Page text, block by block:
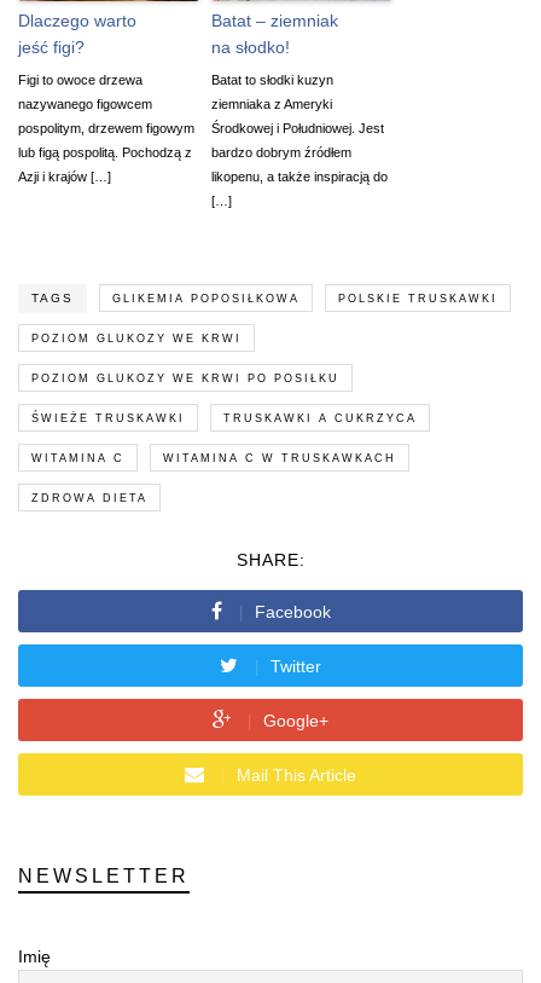
Dlaczego warto
jeść figi?
Figi to owoce drzewa
nazywanego figowcem
pospolitym, drzewem figowym
lub figą pospolitą. Pochodzą z
Azji i krajów […]
Batat – ziemniak
na słodko!
Batat to słodki kuzyn
ziemniaka z Ameryki
Środkowej i Południowej. Jest
bardzo dobrym źródłem
likopenu, a także inspiracją do
[…]
TAGS GLIKEMIA POPOSIŁKOWA POLSKIE TRUSKAWKI
POZIOM GLUKOZY WE KRWI
POZIOM GLUKOZY WE KRWI PO POSIŁKU
ŚWIEŻE TRUSKAWKI TRUSKAWKI A CUKRZYCA
WITAMINA C WITAMINA C W TRUSKAWKACH
ZDROWA DIETA
SHARE:
Facebook
Twitter
Google+
Mail This Article
NEWSLETTER
Imię